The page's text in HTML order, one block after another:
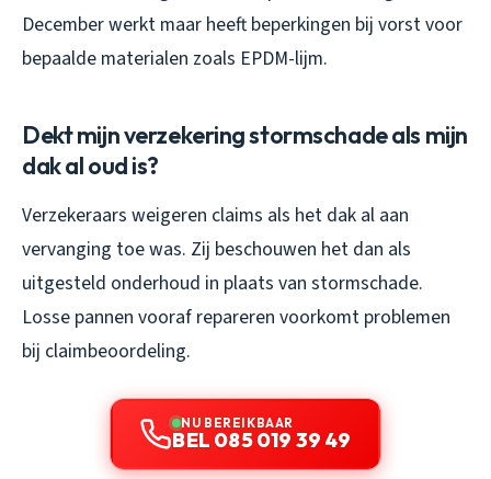
December werkt maar heeft beperkingen bij vorst voor
bepaalde materialen zoals EPDM-lijm.
Dekt mijn verzekering stormschade als mijn
dak al oud is?
Verzekeraars weigeren claims als het dak al aan
vervanging toe was. Zij beschouwen het dan als
uitgesteld onderhoud in plaats van stormschade.
Losse pannen vooraf repareren voorkomt problemen
bij claimbeoordeling.
NU BEREIKBAAR
BEL 085 019 39 49